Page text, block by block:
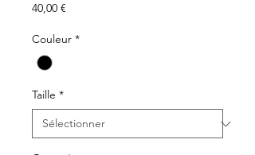
40,00 €
Couleur *
Taille *